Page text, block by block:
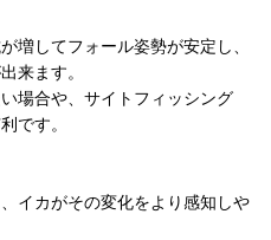
増してフォール姿勢が安定し、
来ます。
場合や、サイトフィッシング
です。
イカがその変化をより感知しや